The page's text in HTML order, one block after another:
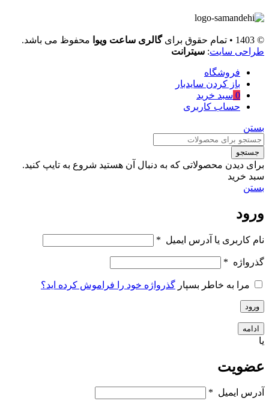
© 1403 • تمام حقوق برای گالری ساعت ویوا محفوظ می باشد.
طراحی سایت: سیترانت
فروشگاه
باز کردن سایدبار
0 سبد خرید
حساب کاربری
بستن
جستجو
برای دیدن محصولاتی که به دنبال آن هستید شروع به تایپ کنید.
سبد خرید
بستن
ورود
نام کاربری یا آدرس ایمیل *
گذرواژه *
مرا به خاطر بسپار گذرواژه خود را فراموش کرده اید؟
ورود
ادامه
یا
عضویت
آدرس ایمیل *